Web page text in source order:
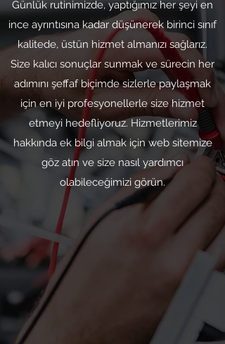
Günlük rutinimizde, yaptığımız her şeyi en
ince ayrıntısına kadar düşünerek birinci sınıf
kalitede, üstün hizmet almanızı sağlarız.
Size kalıcı sonuçlar sunmak ve sürecin her
adımını şeffaf biçimde sizlerle paylaşmak
için en iyi profesyonellerle size hizmet
etmeyi hedefliyoruz. Hizmetlerimiz
hakkında ek bilgi almak için web sitemize
göz atın ve size nasıl yardımcı
olabileceğimizi görün.